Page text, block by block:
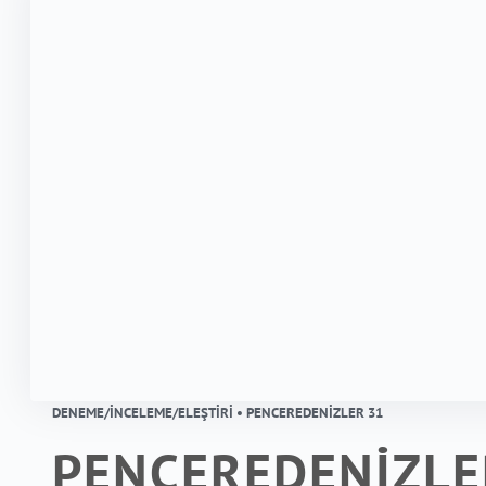
DENEME/İNCELEME/ELEŞTIRI • PENCEREDENİZLER 31